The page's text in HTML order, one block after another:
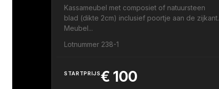
Kassameubel met composiet of natuursteen
blad (dikte 2cm) inclusief poortje aan de zijkant.
Meubel...
Lotnummer 238-1
STARTPRIJS€ 100